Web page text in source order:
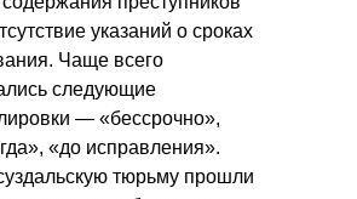
указаний о сроках
Чаще всего
следующие
— «бессрочно»,
«до исправления».
тюрьму прошли